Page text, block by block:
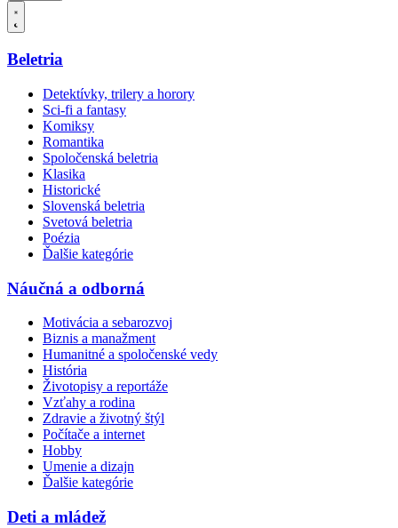
Beletria
Detektívky, trilery a horory
Sci-fi a fantasy
Komiksy
Romantika
Spoločenská beletria
Klasika
Historické
Slovenská beletria
Svetová beletria
Poézia
Ďalšie kategórie
Náučná a odborná
Motivácia a sebarozvoj
Biznis a manažment
Humanitné a spoločenské vedy
História
Životopisy a reportáže
Vzťahy a rodina
Zdravie a životný štýl
Počítače a internet
Hobby
Umenie a dizajn
Ďalšie kategórie
Deti a mládež